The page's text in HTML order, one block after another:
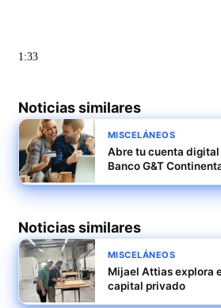
1:33
Noticias similares
MISCELÁNEOS
Abre tu cuenta digital
Banco G&T
Noticias similares
MISCELÁNEOS
Mijael Attias explora
capital privado